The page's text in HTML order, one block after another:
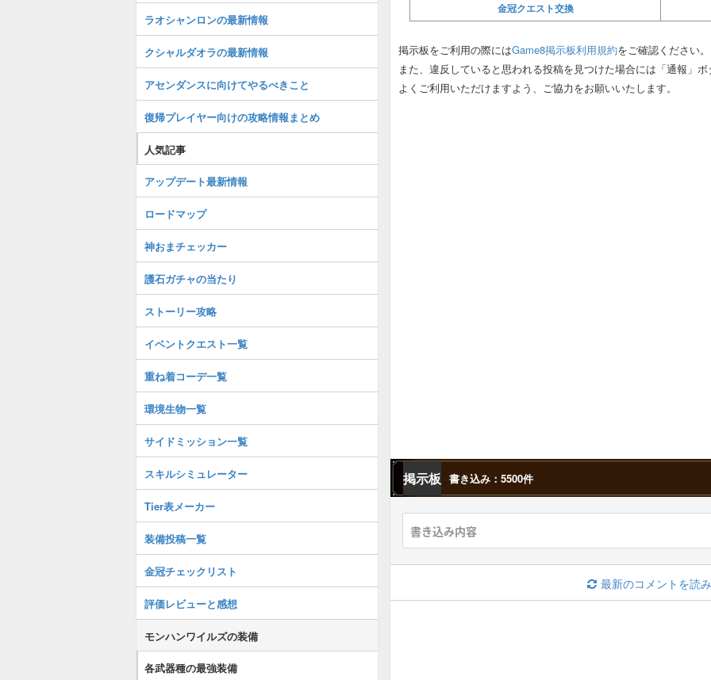
金冠クエスト交換
掲示板をご利用の際にはGame8掲示板利用規約をご確認ください。
また、違反していると思われる投稿を見つけた場合には「通報」
よくご利用いただけますよう、ご協力をお願いいたします。
掲示板 書き込み：5500件
最新のコメントを読
ラオシャンロンの最新情報
クシャルダオラの最新情報
アセンダンスに向けてやるべきこと
復帰プレイヤー向けの攻略情報まとめ
人気記事
アップデート最新情報
ロードマップ
神おまチェッカー
護石ガチャの当たり
ストーリー攻略
イベントクエスト一覧
重ね着コーデ一覧
環境生物一覧
サイドミッション一覧
スキルシミュレーター
Tier表メーカー
装備投稿一覧
金冠チェックリスト
評価レビューと感想
モンハンワイルズの装備
各武器種の最強装備